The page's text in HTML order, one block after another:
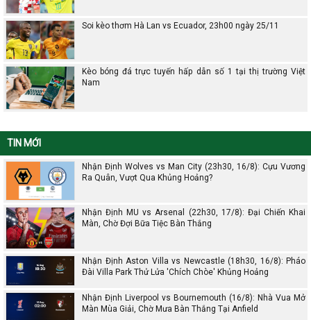
Soi kèo thơm Hà Lan vs Ecuador, 23h00 ngày 25/11
Kèo bóng đá trực tuyến hấp dẫn số 1 tại thị trường Việt
Nam
TIN MỚI
Nhận Định Wolves vs Man City (23h30, 16/8): Cựu Vương
Ra Quân, Vượt Qua Khủng Hoảng?
Nhận Định MU vs Arsenal (22h30, 17/8): Đại Chiến Khai
Màn, Chờ Đợi Bữa Tiệc Bàn Thắng
Nhận Định Aston Villa vs Newcastle (18h30, 16/8): Pháo
Đài Villa Park Thử Lửa 'Chích Chòe' Khủng Hoảng
Nhận Định Liverpool vs Bournemouth (16/8): Nhà Vua Mở
Màn Mùa Giải, Chờ Mưa Bàn Thắng Tại Anfield